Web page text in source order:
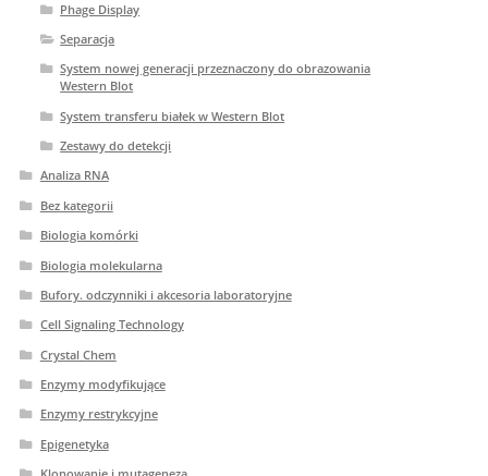
Phage Display
Separacja
System nowej generacji przeznaczony do obrazowania
Western Blot
System transferu białek w Western Blot
Zestawy do detekcji
Analiza RNA
Bez kategorii
Biologia komórki
Biologia molekularna
Bufory. odczynniki i akcesoria laboratoryjne
Cell Signaling Technology
Crystal Chem
Enzymy modyfikujące
Enzymy restrykcyjne
Epigenetyka